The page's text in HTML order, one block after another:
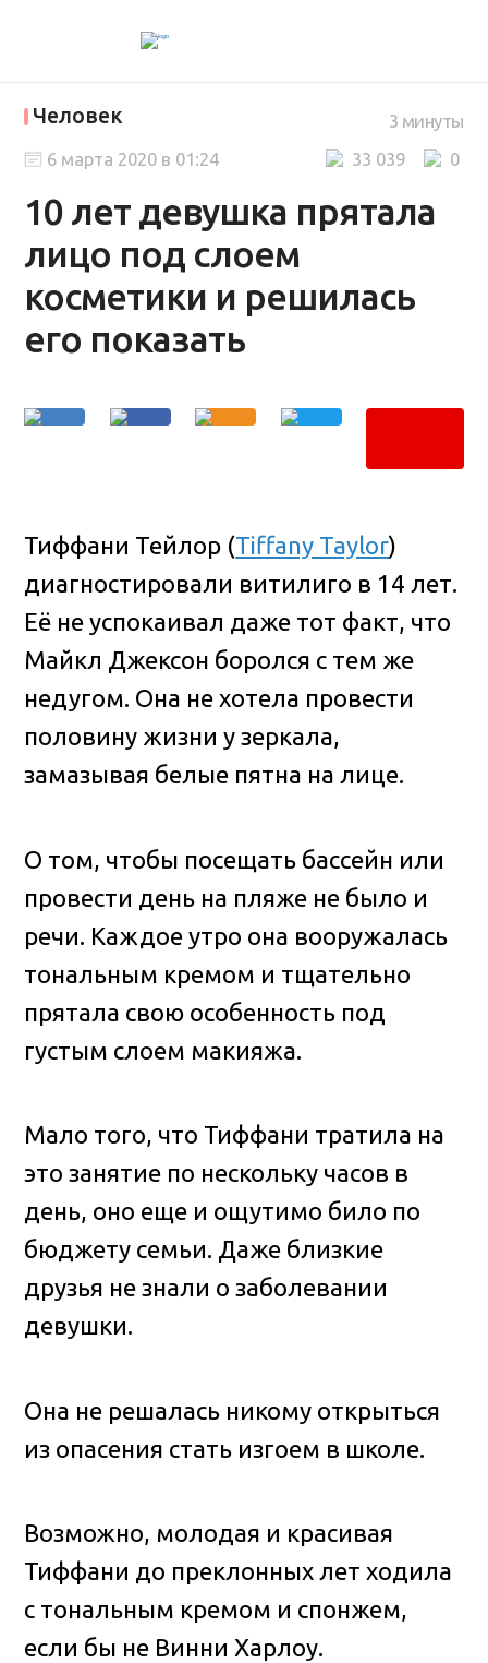
Человек
10 лет девушка прятала
лицо под слоем
косметики и решилась
его показать
3 минуты
0
33 039
6 марта 2020 в 01:24
Тиффани Тейлор (Tiffany Taylor)
диагностировали витилиго в 14 лет.
Её не успокаивал даже тот факт, что
Майкл Джексон боролся с тем же
недугом. Она не хотела провести
половину жизни у зеркала,
замазывая белые пятна на лице.
О том, чтобы посещать бассейн или
провести день на пляже не было и
речи. Каждое утро она вооружалась
тональным кремом и тщательно
прятала свою особенность под
густым слоем макияжа.
Мало того, что Тиффани тратила на
это занятие по нескольку часов в
день, оно еще и ощутимо било по
бюджету семьи. Даже близкие
друзья не знали о заболевании
девушки.
Она не решалась никому открыться
из опасения стать изгоем в школе.
Возможно, молодая и красивая
Тиффани до преклонных лет ходила
с тональным кремом и спонжем,
если бы не Винни Харлоу.